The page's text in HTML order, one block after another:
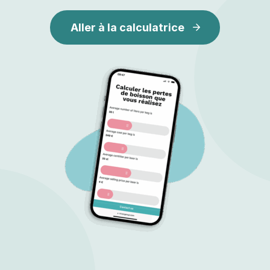
Aller à la calculatrice